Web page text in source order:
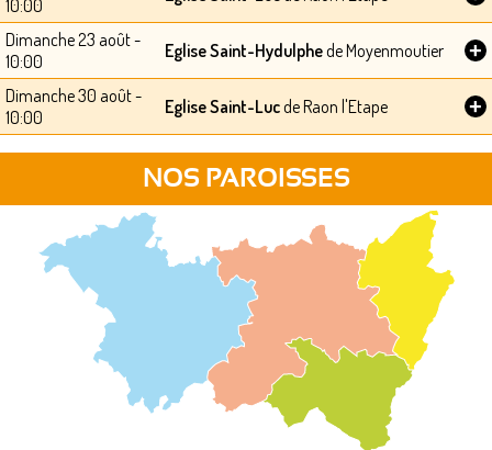
10:00
Dimanche 23 août -
10:00
Eglise Saint-Hydulphede Moyenmoutier +
Dimanche 30 août -
10:00
Eglise Saint-Lucde Raon l'Etape +
NOS PAROISSES